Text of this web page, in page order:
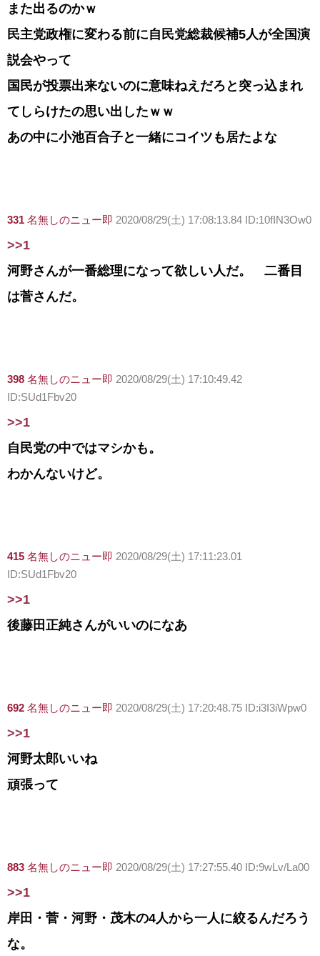
また出るのかｗ
民主党政権に変わる前に自民党総裁候補5人が全国演
説会やって
国民が投票出来ないのに意味ねえだろと突っ込まれ
てしらけたの思い出したｗｗ
あの中に小池百合子と一緒にコイツも居たよな
331 名無しのニュー即 2020/08/29(土) 17:08:13.84 ID:10fIN3Ow0
>>1
河野さんが一番総理になって欲しい人だ。 二番目
は菅さんだ。
398 名無しのニュー即 2020/08/29(土) 17:10:49.42
ID:SUd1Fbv20
>>1
自民党の中ではマシかも。
わかんないけど。
415 名無しのニュー即 2020/08/29(土) 17:11:23.01
ID:SUd1Fbv20
>>1
後藤田正純さんがいいのになあ
692 名無しのニュー即 2020/08/29(土) 17:20:48.75 ID:i3I3iWpw0
>>1
河野太郎いいね
頑張って
883 名無しのニュー即 2020/08/29(土) 17:27:55.40 ID:9wLv/La00
>>1
岸田・菅・河野・茂木の4人から一人に絞るんだろう
な。